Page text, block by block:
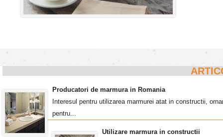
Producatori de marmura in Romania
Interesul pentru utilizarea marmurei atat in constructii,
pentru...
Utilizare marmura in constructii